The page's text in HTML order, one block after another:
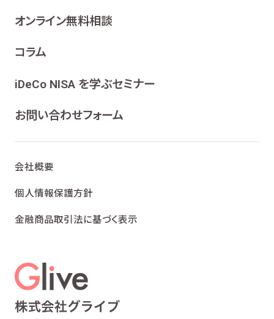
オンライン無料相談
コラム
iDeCo NISA を学ぶセミナー
お問い合わせフォーム
会社概要
個人情報保護方針
金融商品取引法に基づく表示